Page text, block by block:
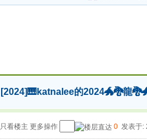
[2024]🎹katnalee的2024🐲🐉龍
只看楼主 更多操作 0 发表于: